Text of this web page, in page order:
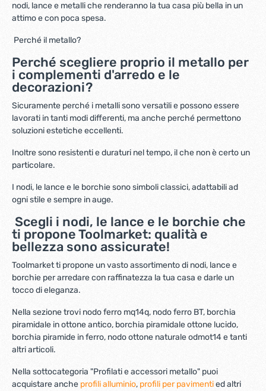
nodi, lance e metalli che renderanno la tua casa più bella in un
attimo e con poca spesa.
Perché il metallo?
Perché scegliere proprio il metallo per
i complementi d'arredo e le
decorazioni?
Sicuramente perché i metalli sono versatili e possono essere
lavorati in tanti modi differenti, ma anche perché permettono
soluzioni estetiche eccellenti.
Inoltre sono resistenti e duraturi nel tempo, il che non è certo un
particolare.
I nodi, le lance e le borchie sono simboli classici, adattabili ad
ogni stile e sempre in auge.
Scegli i nodi, le lance e le borchie che
ti propone Toolmarket: qualità e
bellezza sono assicurate!
Toolmarket ti propone un vasto assortimento di nodi, lance e
borchie per arredare con raffinatezza la tua casa e darle un
tocco di eleganza.
Nella sezione trovi nodo ferro mq14q, nodo ferro BT, borchia
piramidale in ottone antico, borchia piramidale ottone lucido,
borchia piramide in ferro, nodo ottone naturale odmot14 e tanti
altri articoli.
Nella sottocategoria "Profilati e accessori metallo" puoi
acquistare anche profili alluminio, profili per pavimentied altri